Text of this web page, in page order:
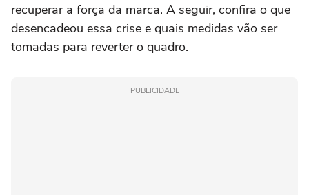
recuperar a força da marca. A seguir, confira o que
desencadeou essa crise e quais medidas vão ser
tomadas para reverter o quadro.
PUBLICIDADE